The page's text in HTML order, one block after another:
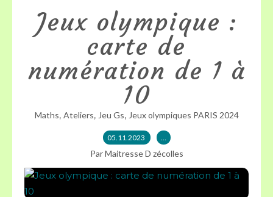
Jeux olympique :
carte de
numération de 1 à
10
Maths, Ateliers, Jeu Gs, Jeux olympiques PARIS 2024
05.11.2023 …
Par Maitresse D zécolles